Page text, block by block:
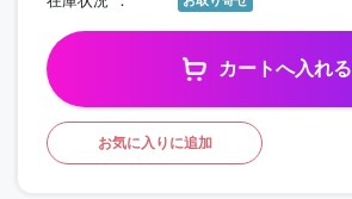
カートへ入れる
お気に入りに追加